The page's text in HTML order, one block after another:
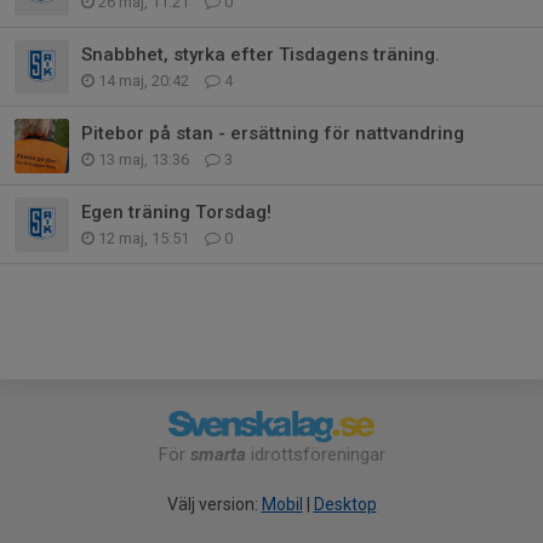
Snabbhet, styrka efter Tisdagens träning.
14 maj, 20:42 4
Pitebor på stan - ersättning för nattvandring
13 maj, 13:36 3
Egen träning Torsdag!
12 maj, 15:51 0
För smarta idrottsföreningar
Välj version: Mobil | Desktop